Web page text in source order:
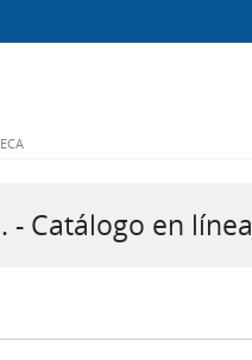
- Catálogo en línea